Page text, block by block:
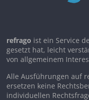
refrago ist ein Service
gesetzt hat, leicht
von allgemeinem
Alle Ausführungen auf
ersetzen keine
individuellen